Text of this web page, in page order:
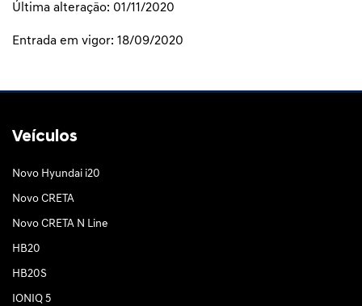
Última alteração: 01/11/2020
Entrada em vigor: 18/09/2020
Veículos
Novo Hyundai i20
Novo CRETA
Novo CRETA N Line
HB20
HB20S
IONIQ 5